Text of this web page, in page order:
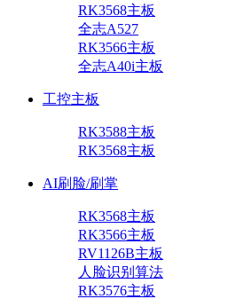
RK3568主板
全志A527
RK3566主板
全志A40i主板
工控主板
RK3588主板
RK3568主板
AI刷脸/刷掌
RK3568主板
RK3566主板
RV1126B主板
人脸识别算法
RK3576主板